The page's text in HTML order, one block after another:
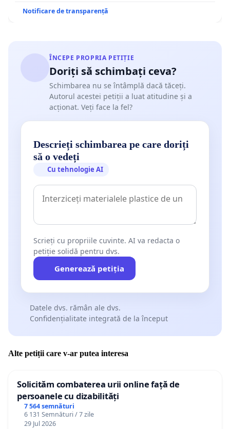
Notificare de transparență
ÎNCEPE PROPRIA PETIȚIE
Doriți să schimbați ceva?
Schimbarea nu se întâmplă dacă tăceți.
Autorul acestei petiții a luat atitudine și a
acționat. Veți face la fel?
Descrieți schimbarea pe care doriți
să o vedeți
Cu tehnologie AI
Scrieți cu propriile cuvinte. AI va redacta o
petiție solidă pentru dvs.
Generează petiția
Datele dvs. rămân ale dvs.
Confidențialitate integrată de la început
Alte petiții care v-ar putea interesa
Solicităm combaterea urii online față de
persoanele cu dizabilități
7 564 semnături
6 131 Semnături / 7 zile
29 Jul 2026